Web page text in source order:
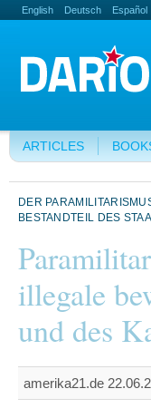
English Deutsch Español
ARTICLES
DER
BESTANDTEIL DES
illegale
und des
amerika21.de